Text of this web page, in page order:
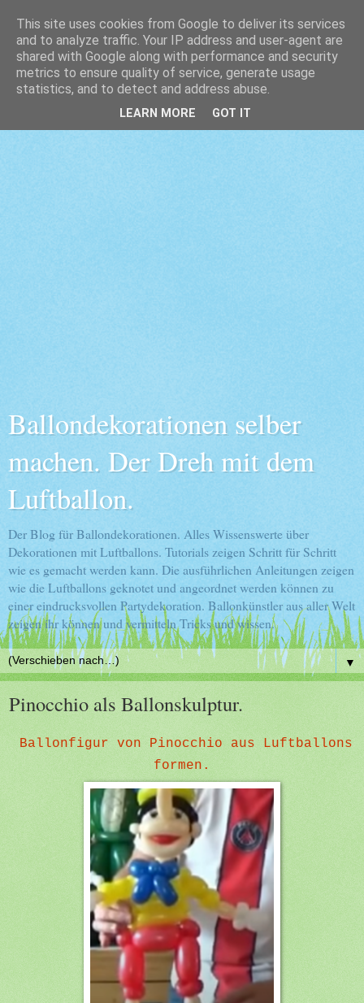
Ballondekorationen selber
machen. Der Dreh mit dem
Luftballon.
Der Blog für Ballondekorationen. Alles Wissenswerte über
Dekorationen mit Luftballons. Tutorials zeigen Schritt für Schritt
wie es gemacht werden kann. Die ausführlichen Anleitungen zeigen
wie die Luftballons geknotet und angeordnet werden können zu
einer eindrucksvollen Partydekoration. Ballonkünstler aus aller Welt
zeigen ihr können und vermitteln Tricks und wissen.
▼
Pinocchio als Ballonskulptur.
Ballonfigur von Pinocchio aus Luftballons
formen.
This site uses cookies from Google to deliver its services
and to analyze traffic. Your IP address and user-agent are
shared with Google along with performance and security
metrics to ensure quality of service, generate usage
statistics, and to detect and address abuse.
LEARN MORE GOT IT